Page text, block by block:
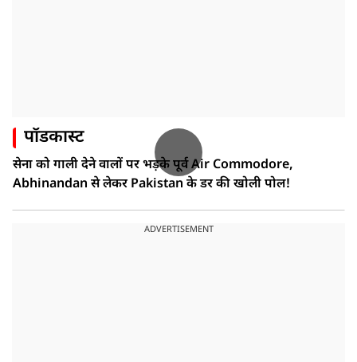
पॉडकास्ट
सेना को गाली देने वालों पर भड़के पूर्व Air Commodore,
Abhinandan से लेकर Pakistan के डर की खोली पोल!
ADVERTISEMENT